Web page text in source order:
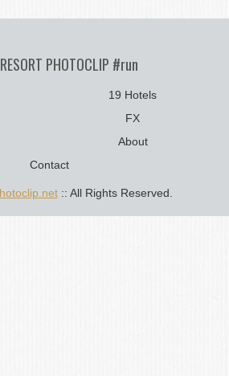
PHOTOCLIP #run
19 Hotels
FX
About
Contact
:: All Rights Reserved.